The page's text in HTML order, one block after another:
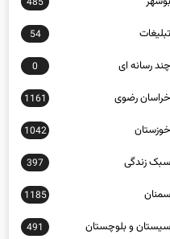
تبلیغات 54
چند رسانه ای 0
خراسان رضوی 1161
خوزستان 1042
سبک زندگی 397
سمنان 1185
سیستان و بلوچستان 491
علمی و فناوری 7632